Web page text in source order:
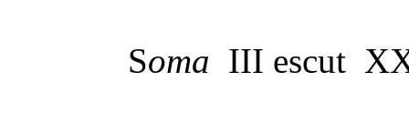
Soma III escut